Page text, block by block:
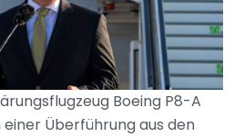
Boeing P8-A
Überführung aus den